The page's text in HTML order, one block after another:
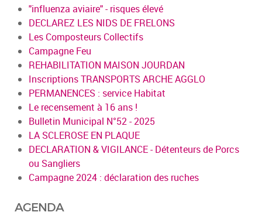
"influenza aviaire" - risques élevé
DECLAREZ LES NIDS DE FRELONS
Les Composteurs Collectifs
Campagne Feu
REHABILITATION MAISON JOURDAN
Inscriptions TRANSPORTS ARCHE AGGLO
PERMANENCES : service Habitat
Le recensement à 16 ans !
Bulletin Municipal N°52 - 2025
LA SCLEROSE EN PLAQUE
DECLARATION & VIGILANCE - Détenteurs de Porcs
ou Sangliers
Campagne 2024 : déclaration des ruches
AGENDA